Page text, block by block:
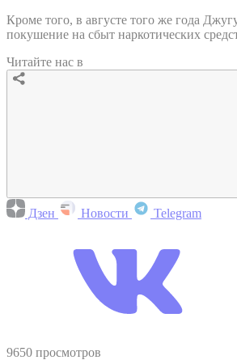
Кроме того, в августе того же года
покушение на сбыт наркотических
Читайте нас в
Дзен Новости Telegram
9650 просмотров